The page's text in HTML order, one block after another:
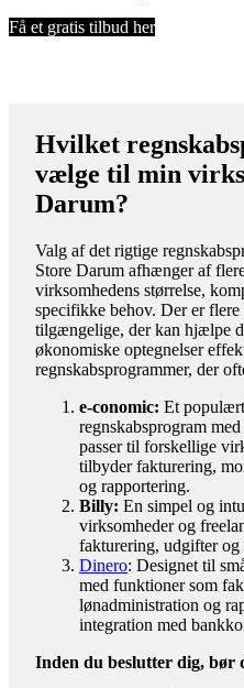
Få et gratis tilbud her
Hvilket
vælge til min
Darum?
Valg af det rigtige
Store Darum afhænger af
virksomhedens størrelse,
specifikke behov. Der er flere
tilgængelige, der kan hjælpe
økonomiske optegnelser
regnskabsprogrammer, der
e-conomic: Et
regnskabsprogram
passer til forskellige
tilbyder fakturering,
og rapportering.
Billy: En simpel og
virksomheder og
fakturering, udgifter og
Dinero: Designet til
med funktioner som
lønadministration og
integration med
Inden du beslutter dig, bør